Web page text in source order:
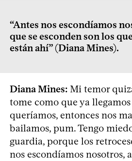
“Antes nos escondíamos
que se esconden son los
están ahí” (Diana Mines).
Diana Mines: Mi temor
tome como que ya
queríamos, entonces nos
bailamos, pum. Tengo
guardia, porque los
nos escondíamos nosotros,